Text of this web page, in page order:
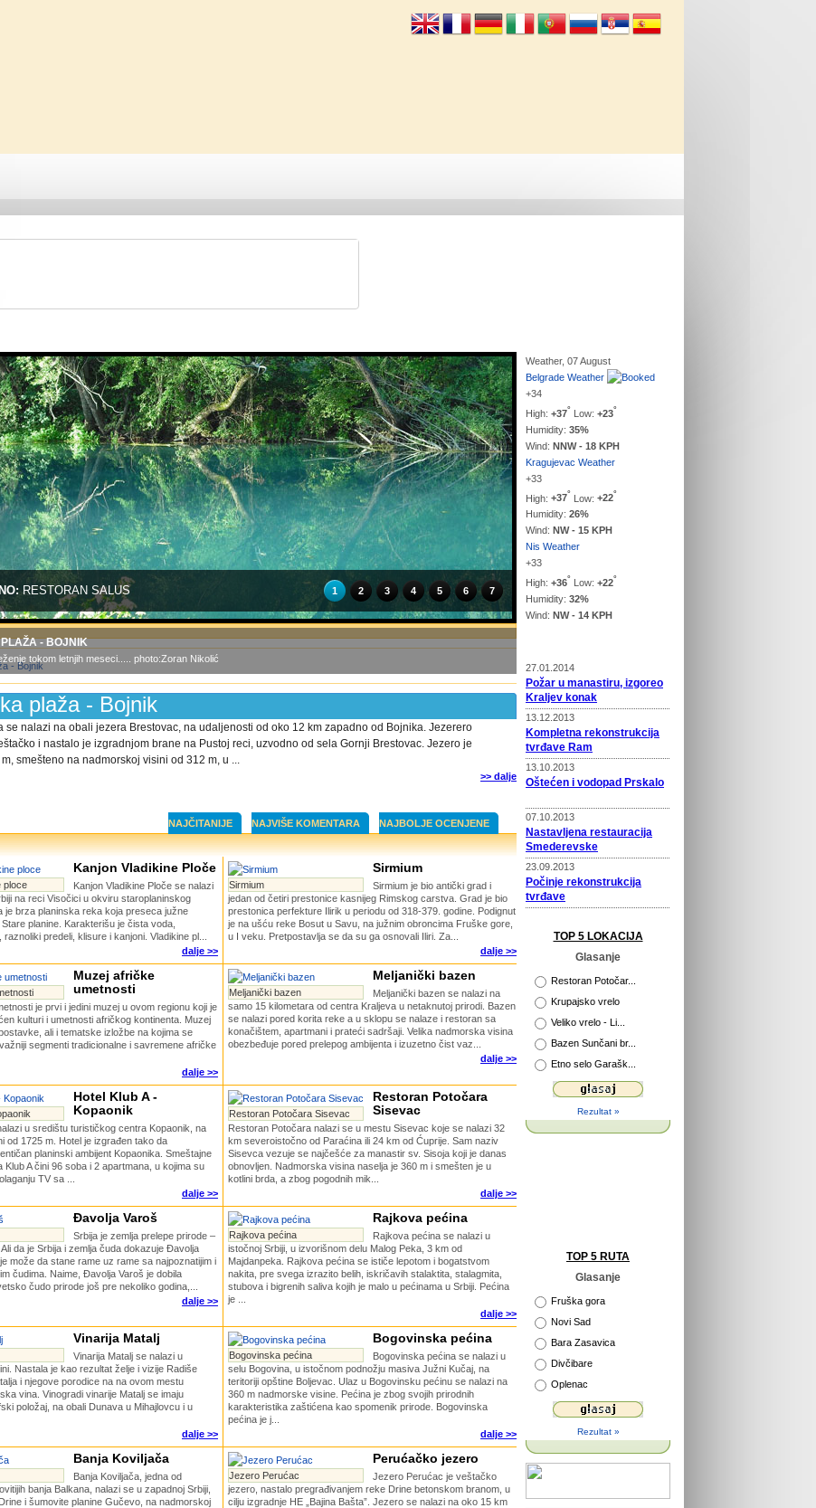
RESTORAN SALUS 1 2 3 4 5 6 7
- BOJNIK
tokom letnjih meseci..... photo:Zoran Nikolić
plaža - Bojnik
se nalazi na obali jezera Brestovac, na udaljenosti od oko 12 km zapadno od Bojnika. Jezerero
i nastalo je izgradnjom brane na Pustoj reci, uzvodno od sela Gornji Brestovac. Jezero je
smešteno na nadmorskoj visini od 312 m, u ...
>> dalje
NAJČITANIJE NAJVIŠE KOMENTARA NAJBOLJE OCENJENE
ploce
Kanjon Vladikine Ploče
Kanjon Vladikine Ploče se nalazi
na reci Visočici u okviru staroplaninskog
je brza planinska reka koja preseca južne
planine. Karakterišu je čista voda,
predeli, klisure i kanjoni. Vladikine pl...
dalje >>
Sirmium
Sirmium
Sirmium je bio antički grad i
jedan od četiri prestonice kasnijeg Rimskog carstva. Grad je bio
prestonica perfekture Ilirik u periodu od 318-379. godine. Podignut
je na ušću reke Bosut u Savu, na južnim obroncima Fruške gore,
u I veku. Pretpostavlja se da su ga osnovali Iliri. Za...
dalje >>
Muzej afričke
umetnosti
je prvi i jedini muzej u ovom regionu koji je
kulturi i umetnosti afričkog kontinenta. Muzej
ali i tematske izložbe na kojima se
segmenti tradicionalne i savremene afričke
dalje >>
Meljanički bazen
Meljanički bazen
Meljanički bazen se nalazi na
samo 15 kilometara od centra Kraljeva u netaknutoj prirodi. Bazen
se nalazi pored korita reke a u sklopu se nalaze i restoran sa
konačištem, apartmani i prateći sadršaji. Velika nadmorska visina
obezbeđuje pored prelepog ambijenta i izuzetno čist vaz...
dalje >>
Hotel Klub A -
Kopaonik
u središtu turističkog centra Kopaonik, na
od 1725 m. Hotel je izgrađen tako da
planinski ambijent Kopaonika. Smeštajne
Klub A čini 96 soba i 2 apartmana, u kojima su
TV sa ...
dalje >>
Restoran Potočara Sisevac
Restoran Potočara
Sisevac
Restoran Potočara nalazi se u mestu Sisevac koje se nalazi 32
km severoistočno od Paraćina ili 24 km od Ćuprije. Sam naziv
Sisevca vezuje se najčešće za manastir sv. Sisoja koji je danas
obnovljen. Nadmorska visina naselja je 360 m i smešten je u
kotlini brda, a zbog pogodnih mik...
dalje >>
Đavolja Varoš
Srbija je zemlja prelepe prirode –
da je Srbija i zemlja čuda dokazuje Đavolja
može da stane rame uz rame sa najpoznatijim i
čudima. Naime, Đavolja Varoš je dobila
čudo prirode još pre nekoliko godina,...
dalje >>
Rajkova pećina
Rajkova pećina
Rajkova pećina se nalazi u
istočnoj Srbiji, u izvorišnom delu Malog Peka, 3 km od
Majdanpeka. Rajkova pećina se ističe lepotom i bogatstvom
nakita, pre svega izrazito belih, iskričavih stalaktita, stalagmita,
stubova i bigrenih saliva kojih je malo u pećinama u Srbiji. Pećina
je ...
dalje >>
Vinarija Matalj
Vinarija Matalj se nalazi u
Nastala je kao rezultat želje i vizije Radiše
i njegove porodice na na ovom mestu
vina. Vinogradi vinarije Matalj se imaju
položaj, na obali Dunava u Mihajlovcu i u
dalje >>
Bogovinska pećina
Bogovinska pećina
Bogovinska pećina se nalazi u
selu Bogovina, u istočnom podnožju masiva Južni Kučaj, na
teritoriji opštine Boljevac. Ulaz u Bogovinsku pećinu se nalazi na
360 m nadmorske visine. Pеćina je zbog svojih prirodnih
karakteristika zaštićena kao spomenik prirode. Bogovinska
pećina je j...
dalje >>
Banja Koviljača
Banja Koviljača, jedna od
banja Balkana, nalazi se u zapadnoj Srbiji,
i šumovite planine Gučevo, na nadmorskoj
Jezero Perućac
Perućačko jezero
Jezero Perućac je veštačko
jezero, nastalo pregrađivanjem reke Drine betonskom branom, u
cilju izgradnje HE „Bajina Bašta”. Jezero se nalazi na oko 15 km
Weather, 07 August
Belgrade Weather
+34
High: +37° Low: +23°
Humidity: 35%
Wind: NNW - 18 KPH
Kragujevac Weather
+33
High: +37° Low: +22°
Humidity: 26%
Wind: NW - 15 KPH
Nis Weather
+33
High: +36° Low: +22°
Humidity: 32%
Wind: NW - 14 KPH
27.01.2014
Požar u manastiru, izgoreo
Kraljev konak
13.12.2013
Kompletna rekonstrukcija
tvrđave Ram
13.10.2013
Oštećen i vodopad Prskalo
07.10.2013
Nastavljena restauracija
Smederevske
23.09.2013
Počinje rekonstrukcija
tvrđave
Prošireni kapaciteti Vile
Novi putokazi na Rajcu
29.04.2013
Otvorena platforma za
razgledanje
26.04.2013
115 godina Velikog Parka u
Kragujevcu
Počinje obnova tvrđave
TOP 5 LOKACIJA
Glasanje
Restoran Potočar...
Krupajsko vrelo
Veliko vrelo - Li...
Bazen Sunčani br...
Etno selo Garašk...
Rezultat »
TOP 5 RUTA
Glasanje
Fruška gora
Novi Sad
Bara Zasavica
Divčibare
Oplenac
Rezultat »